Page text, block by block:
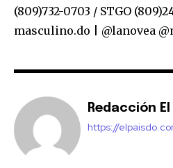
(809)732-0703 / STGO
masculino.do | @lanovea
Redacción El
https://